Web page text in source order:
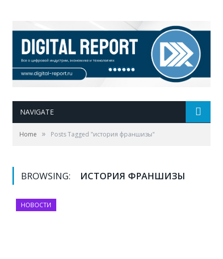
NAVIGATE
Home » Posts Tagged "история франшизы"
BROWSING: ИСТОРИЯ ФРАНШИЗЫ
НОВОСТИ